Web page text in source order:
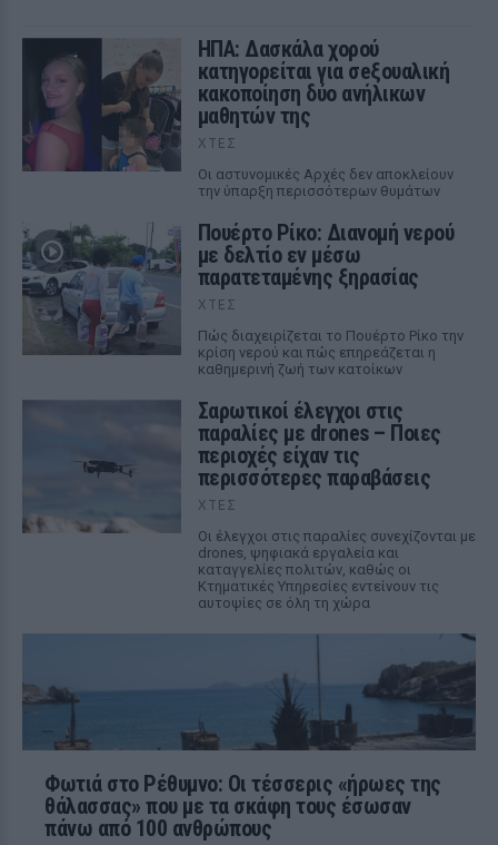
ΗΠΑ: Δασκάλα χορού
κατηγορείται για σeξουαλική
κακοποίηση δύο ανήλικων
μαθητών της
ΧΤΕΣ
Οι αστυνομικές Αρχές δεν αποκλείουν
την ύπαρξη περισσότερων θυμάτων
Πουέρτο Ρίκο: Διανομή νερού
με δελτίο εν μέσω
παρατεταμένης ξηρασίας
ΧΤΕΣ
Πώς διαχειρίζεται το Πουέρτο Ρίκο την
κρίση νερού και πώς επηρεάζεται η
καθημερινή ζωή των κατοίκων
Σαρωτικοί έλεγχοι στις
παραλίες με drones – Ποιες
περιοχές είχαν τις
περισσότερες παραβάσεις
ΧΤΕΣ
Οι έλεγχοι στις παραλίες συνεχίζονται με
drones, ψηφιακά εργαλεία και
καταγγελίες πολιτών, καθώς οι
Κτηματικές Υπηρεσίες εντείνουν τις
αυτοψίες σε όλη τη χώρα
Φωτιά στο Ρέθυμνο: Οι τέσσερις «ήρωες της
θάλασσας» που με τα σκάφη τους έσωσαν
πάνω από 100 ανθρώπους